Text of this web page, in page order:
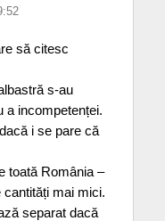
să citesc
s-au
a incompetenței.
i se pare că
toată România –
cantități mai mici.
separat dacă